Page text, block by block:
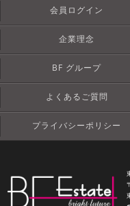
会員ログイン
企業理念
BF グループ
よくあるご質問
プライバシーポリシー